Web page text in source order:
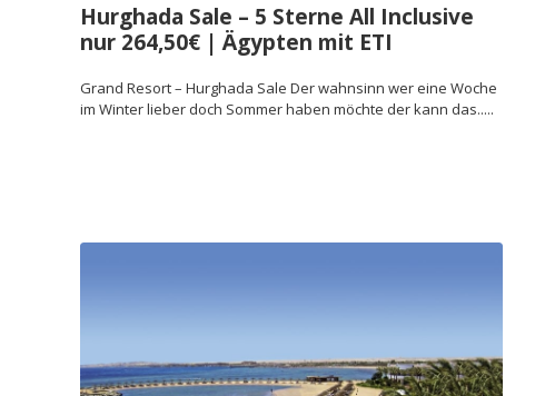
Hurghada Sale – 5 Sterne All Inclusive
nur 264,50€ | Ägypten mit ETI
Grand Resort – Hurghada Sale Der wahnsinn wer eine Woche
im Winter lieber doch Sommer haben möchte der kann das.....